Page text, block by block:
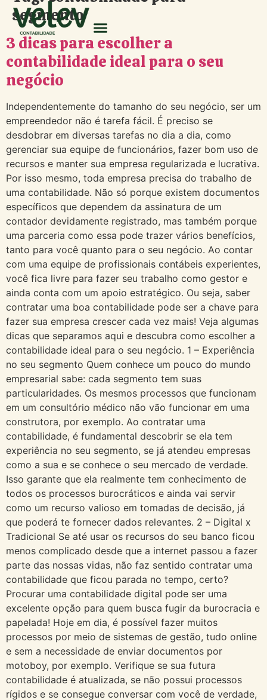
segmento
3 dicas para escolher a
contabilidade ideal para o seu
negócio
Independentemente do tamanho do seu negócio, ser um
empreendedor não é tarefa fácil. É preciso se
desdobrar em diversas tarefas no dia a dia, como
gerenciar sua equipe de funcionários, fazer bom uso de
recursos e manter sua empresa regularizada e lucrativa.
Por isso mesmo, toda empresa precisa do trabalho de
uma contabilidade. Não só porque existem documentos
específicos que dependem da assinatura de um
contador devidamente registrado, mas também porque
uma parceria como essa pode trazer vários benefícios,
tanto para você quanto para o seu negócio. Ao contar
com uma equipe de profissionais contábeis experientes,
você fica livre para fazer seu trabalho como gestor e
ainda conta com um apoio estratégico. Ou seja, saber
contratar uma boa contabilidade pode ser a chave para
fazer sua empresa crescer cada vez mais! Veja algumas
dicas que separamos aqui e descubra como escolher a
contabilidade ideal para o seu negócio. 1 – Experiência
no seu segmento Quem conhece um pouco do mundo
empresarial sabe: cada segmento tem suas
particularidades. Os mesmos processos que funcionam
em um consultório médico não vão funcionar em uma
construtora, por exemplo. Ao contratar uma
contabilidade, é fundamental descobrir se ela tem
experiência no seu segmento, se já atendeu empresas
como a sua e se conhece o seu mercado de verdade.
Isso garante que ela realmente tem conhecimento de
todos os processos burocráticos e ainda vai servir
como um recurso valioso em tomadas de decisão, já
que poderá te fornecer dados relevantes. 2 – Digital x
Tradicional Se até usar os recursos do seu banco ficou
menos complicado desde que a internet passou a fazer
parte das nossas vidas, não faz sentido contratar uma
contabilidade que ficou parada no tempo, certo?
Procurar uma contabilidade digital pode ser uma
excelente opção para quem busca fugir da burocracia e
papelada! Hoje em dia, é possível fazer muitos
processos por meio de sistemas de gestão, tudo online
e sem a necessidade de enviar documentos por
motoboy, por exemplo. Verifique se sua futura
contabilidade é atualizada, se não possui processos
rígidos e se consegue conversar com você de verdade,